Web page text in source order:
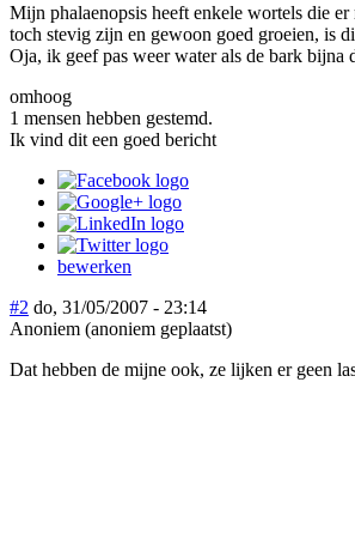
Mijn phalaenopsis heeft enkele wortels die
toch stevig zijn en gewoon goed groeien, is
Oja, ik geef pas weer water als de bark bijna
omhoog
1 mensen hebben gestemd.
Ik vind dit een goed bericht
bewerken
#2 do, 31/05/2007 - 23:14
Anoniem (anoniem geplaatst)
Dat hebben de mijne ook, ze lijken er geen